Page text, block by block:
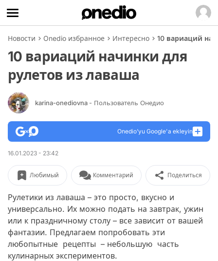
Новости Onedio избранное Интересно 10 вариаций
10 вариаций начинки для
рулетов из лаваша
karina-onediovna - Пользователь Онедио
Onedio’yu Google'a ekleyin
16.01.2023 - 23:42
Любимый Комментарий Поделиться
Рулетики из лаваша – это просто, вкусно и
универсально. Их можно подать на завтрак, ужин
или к праздничному столу – все зависит от вашей
фантазии. Предлагаем попробовать эти
любопытные рецепты – небольшую часть
кулинарных экспериментов.